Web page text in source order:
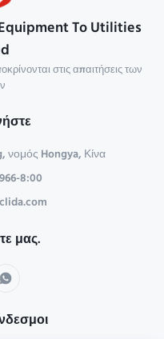
To Utilities
στις απαιτήσεις των
Hongya, Κίνα
8:00
μας.